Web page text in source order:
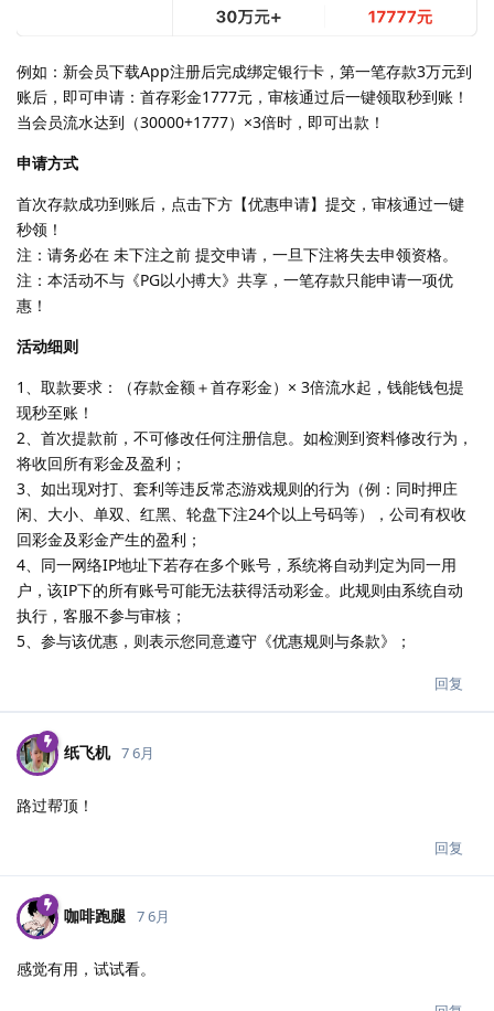
例如：新会员下载App注册后完成绑定银行卡，第一笔存款3万元到
账后，即可申请：首存彩金1777元，审核通过后一键领取秒到账！
当会员流水达到（30000+1777）×3倍时，即可出款！
申请方式
首次存款成功到账后，点击下方【优惠申请】提交，审核通过一键
秒领！
注：请务必在 未下注之前 提交申请，一旦下注将失去申领资格。
注：本活动不与《PG以小搏大》共享，一笔存款只能申请一项优
惠！
活动细则
1、取款要求：（存款金额＋首存彩金）× 3倍流水起，钱能钱包提
现秒至账！
2、首次提款前，不可修改任何注册信息。如检测到资料修改行为，
将收回所有彩金及盈利；
3、如出现对打、套利等违反常态游戏规则的行为（例：同时押庄
闲、大小、单双、红黑、轮盘下注24个以上号码等），公司有权收
回彩金及彩金产生的盈利；
4、同一网络IP地址下若存在多个账号，系统将自动判定为同一用
户，该IP下的所有账号可能无法获得活动彩金。此规则由系统自动
执行，客服不参与审核；
5、参与该优惠，则表示您同意遵守《优惠规则与条款》；
回复
纸飞机 7 6月
路过帮顶！
回复
咖啡跑腿 7 6月
感觉有用，试试看。